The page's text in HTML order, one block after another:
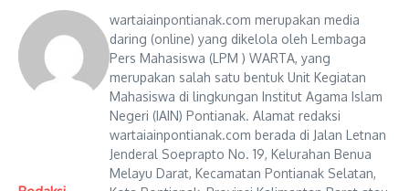
wartaiainpontianak.com merupakan media
daring (online) yang dikelola oleh Lembaga
Pers Mahasiswa (LPM ) WARTA, yang
merupakan salah satu bentuk Unit Kegiatan
Mahasiswa di lingkungan Institut Agama Islam
Negeri (IAIN) Pontianak. Alamat redaksi
wartaiainpontianak.com berada di Jalan Letnan
Jenderal Soeprapto No. 19, Kelurahan Benua
Melayu Darat, Kecamatan Pontianak Selatan,